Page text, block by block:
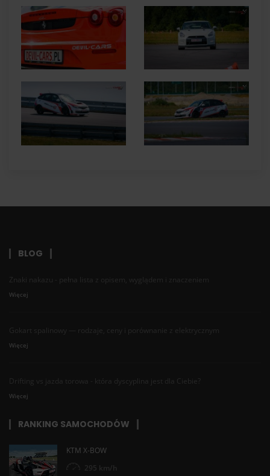
BLOG
Znaki nakazu - pełna lista z opisem, wyglądem i znaczeniem
Więcej
Gokart spalinowy — rodzaje, ceny i porównanie z elektrycznym
Więcej
Drifting vs jazda torowa - która dyscyplina jest dla Ciebie?
Więcej
RANKING SAMOCHODÓW
KTM X-BOW
295 km/h